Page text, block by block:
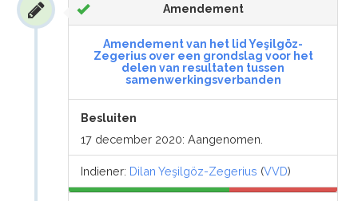
Amendement
Amendement van het lid Yeşilgöz-
Zegerius over een grondslag voor het
delen van resultaten tussen
samenwerkingsverbanden
Besluiten
17 december 2020: Aangenomen.
Indiener: Dilan Yeşilgöz-Zegerius (VVD)